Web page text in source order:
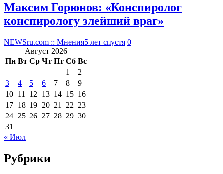
Максим Горюнов: «Конспиролог
конспирологу злейший враг»
NEWSru.com :: Мнения5 лет спустя 0
Август 2026
Пн Вт Ср Чт Пт Сб Вс
1
2
3
4 5 6 7 8
9
10 11 12 13 14 15 16
17 18 19 20 21 22 23
24 25 26 27 28 29 30
31
« Июл
Рубрики